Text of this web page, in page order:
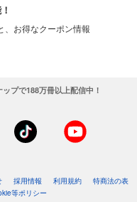
、お得なクーポン情報
プで188万冊以上配信中！
採用情報 利用規約
特商法の表
等ポリシー